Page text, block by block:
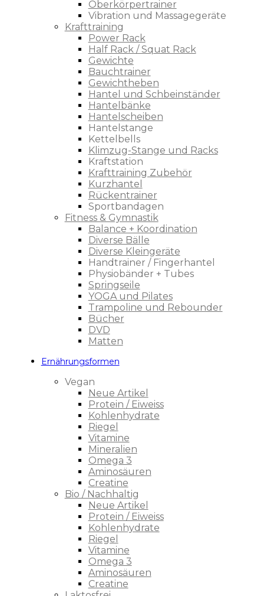
Oberkörpertrainer
Vibration und Massagegeräte
Krafttraining
Power Rack
Half Rack / Squat Rack
Gewichte
Bauchtrainer
Gewichtheben
Hantel und Schbeinständer
Hantelbänke
Hantelscheiben
Hantelstange
Kettelbells
Klimzug-Stange und Racks
Kraftstation
Krafttraining Zubehör
Kurzhantel
Rückentrainer
Sportbandagen
Fitness & Gymnastik
Balance + Koordination
Diverse Bälle
Diverse Kleingeräte
Handtrainer / Fingerhantel
Physiobänder + Tubes
Springseile
YOGA und Pilates
Trampoline und Rebounder
Bücher
DVD
Matten
Ernährungsformen
Vegan
Neue Artikel
Protein / Eiweiss
Kohlenhydrate
Riegel
Vitamine
Mineralien
Omega 3
Aminosäuren
Creatine
Bio / Nachhaltig
Neue Artikel
Protein / Eiweiss
Kohlenhydrate
Riegel
Vitamine
Omega 3
Aminosäuren
Creatine